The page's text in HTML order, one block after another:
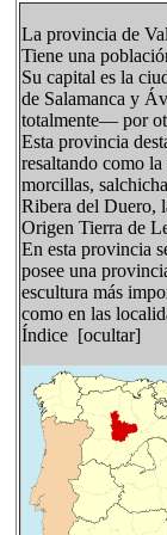
La provincia de
Tiene una
Su capital es la
de Salamanca y
totalmente— por
Esta provincia
resaltando como
morcillas,
Ribera del Duero,
Origen Tierra de
En esta provincia
posee una
escultura más
como en las
Índice [ocultar]